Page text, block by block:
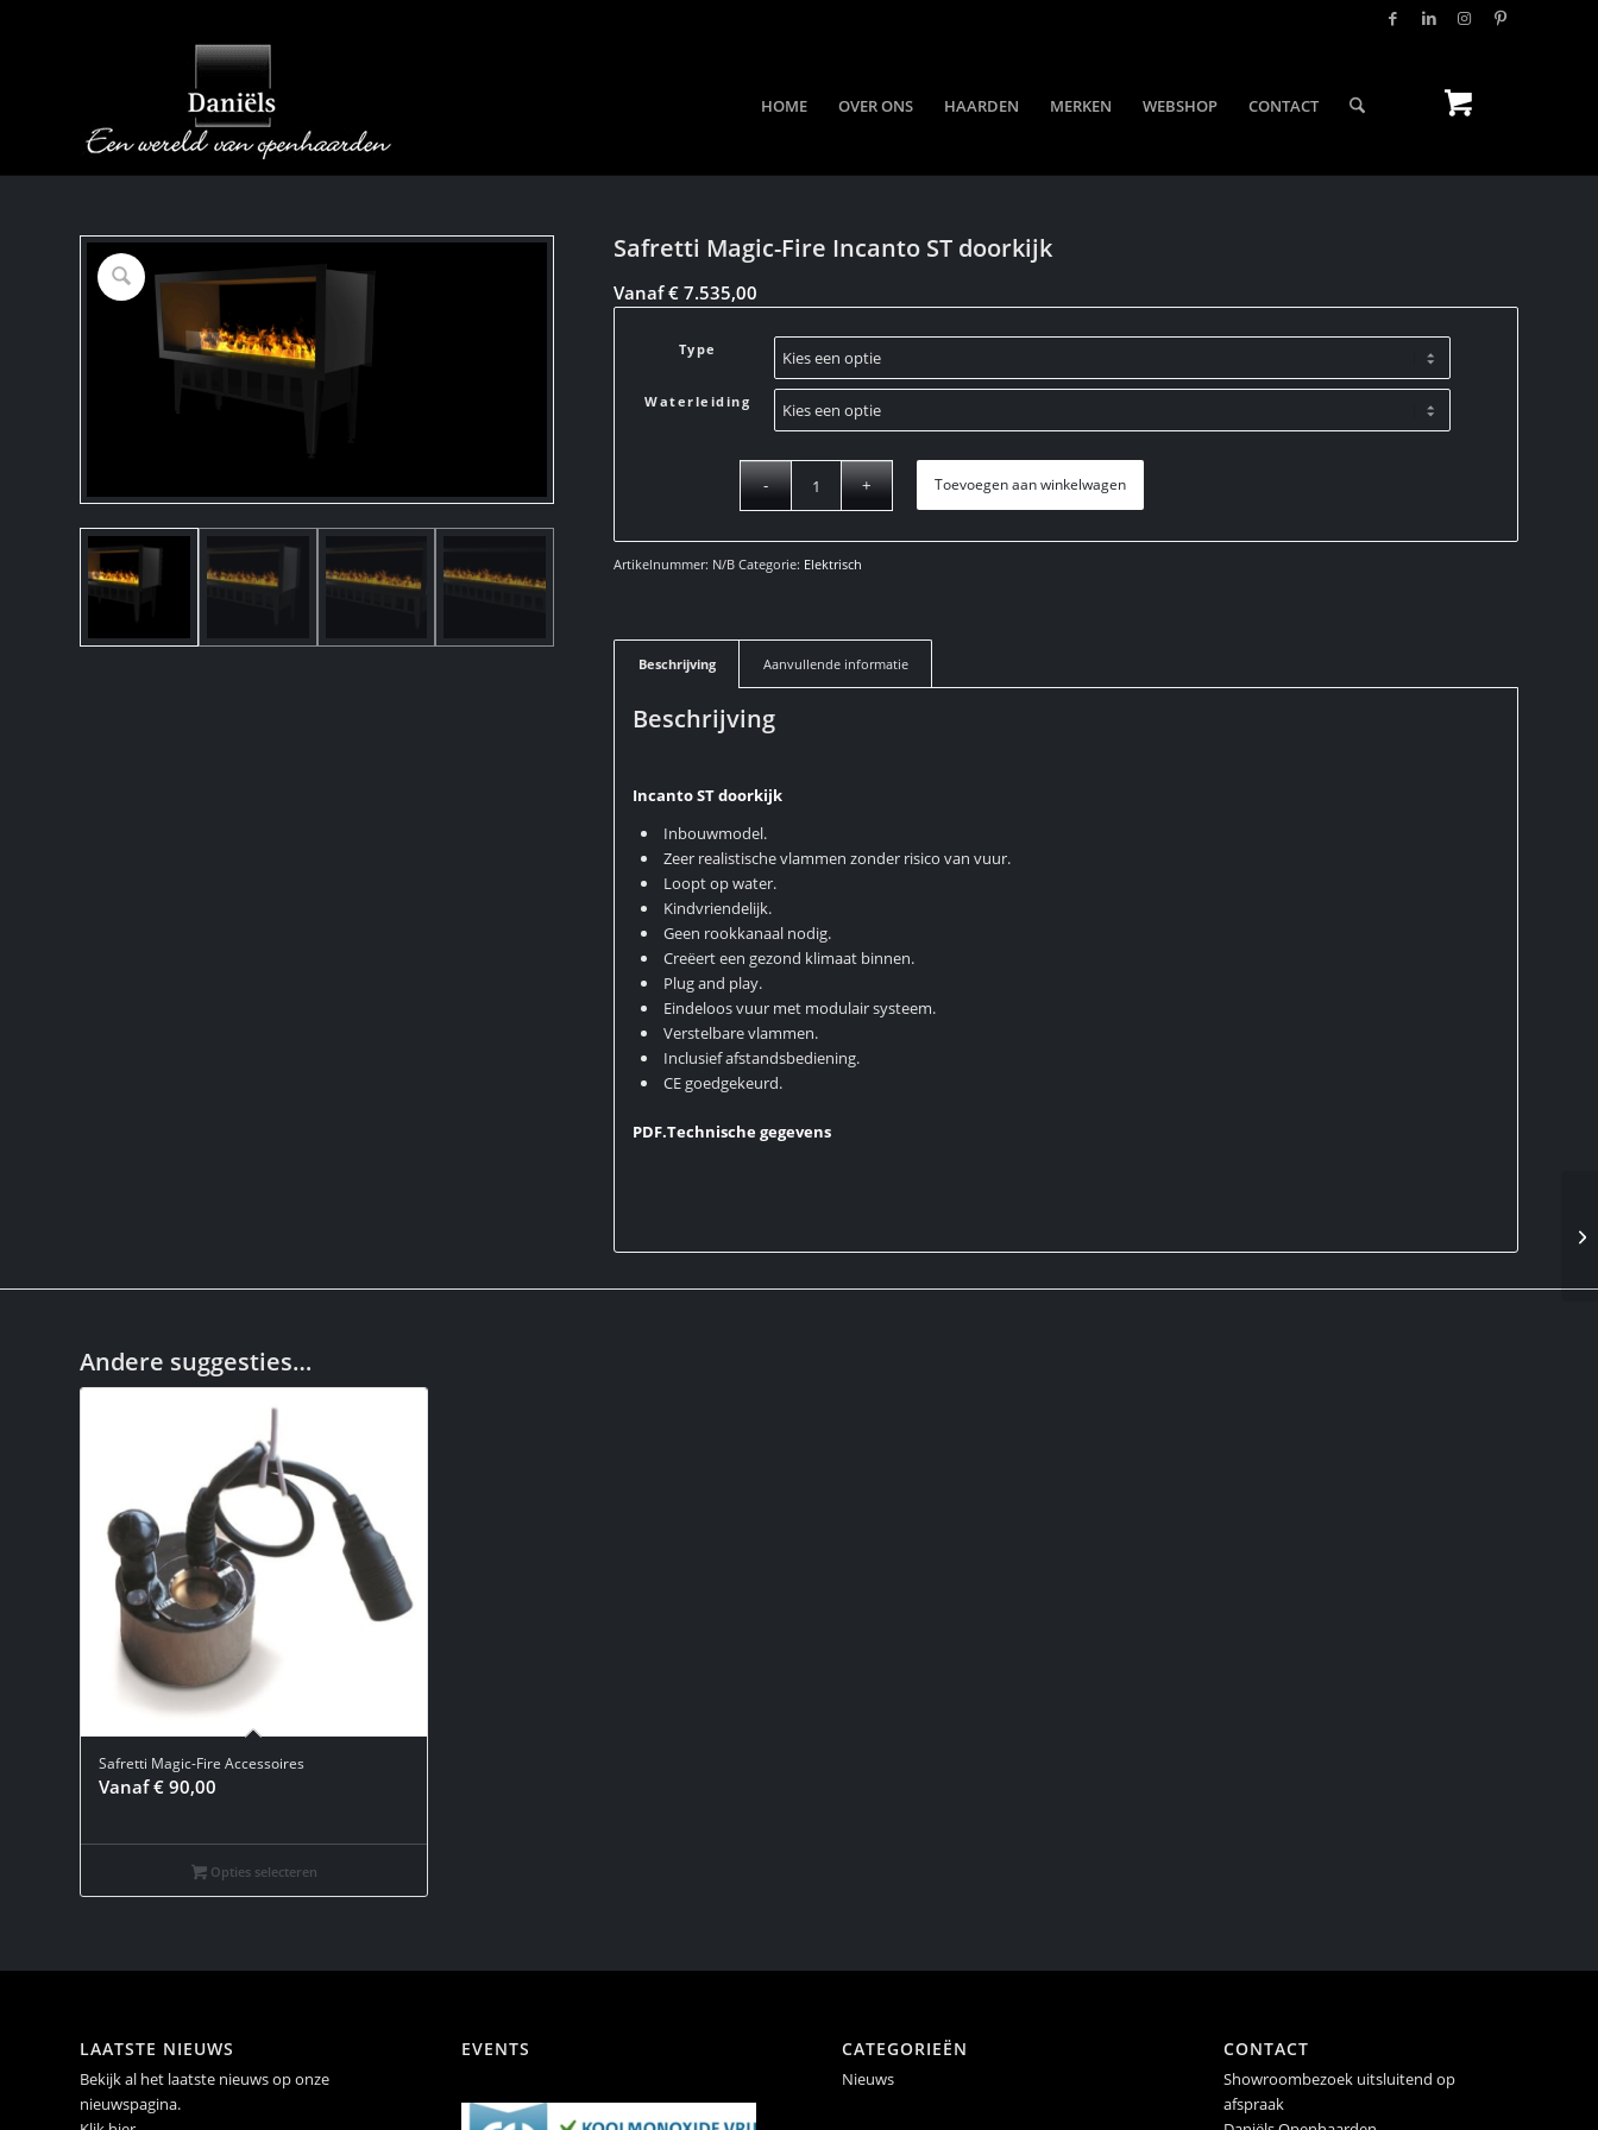
HOME OVER ONS HAARDEN MERKEN WEBSHOP CONTACT
Safretti Magic-Fire Incanto ST doorkijk
Vanaf€7.535,00
Type
Waterleiding
Toevoegen aan winkelwagen
Artikelnummer: N/B Categorie: Elektrisch
Beschrijving Aanvullende informatie
Beschrijving
Incanto ST doorkijk
Inbouwmodel.
Zeer realistische vlammen zonder risico van vuur.
Loopt op water.
Kindvriendelijk.
Geen rookkanaal nodig.
Creëert een gezond klimaat binnen.
Plug and play.
Eindeloos vuur met modulair systeem.
Verstelbare vlammen.
Inclusief afstandsbediening.
CE goedgekeurd.
PDF.Technische gegevens
Andere suggesties…
Safretti Magic-Fire Accessoires
Vanaf€ 90,00
Opties selecteren
LAATSTE NIEUWS
Bekijk al het laatste nieuws op onze
nieuwspagina.
EVENTS CATEGORIEËN
Nieuws
CONTACT
Showroombezoek uitsluitend op
afspraak